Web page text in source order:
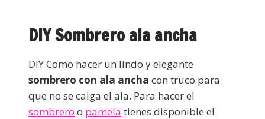
DIY Sombrero ala ancha
DIY Como hacer un lindo y elegante
sombrero con ala ancha con truco para
que no se caiga el ala. Para hacer el
sombrero o pamela tienes disponible el